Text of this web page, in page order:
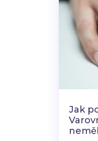
Jak